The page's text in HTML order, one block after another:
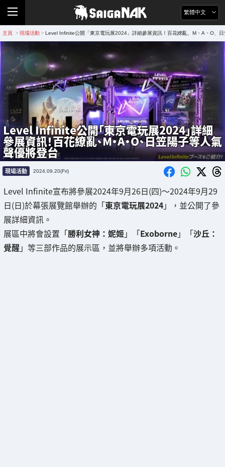
繁體中文
主頁 > 現場活動 > Level Infinite公開「東京電玩展2024」詳細參展資訊！百花繚亂、M・A・O、
Level Infinite公開「東京電玩展2024」詳細
參展資訊！百花繚亂、M・A・O、日笠陽子等人氣
聲優將登台
現場活動 2024.09.20(Fri)
Level Infinite宣布將參展2024年9月26日(四)～2024年9月29
日(日)於幕張展覽館舉辦的「東京電玩展2024」，並公開了參
展詳細資訊。
展區中將會設置「勝利女神：妮姬」「Exoborne」「沙丘：
覺醒 」等三部作品的展示區，並將舉辦多項活動。